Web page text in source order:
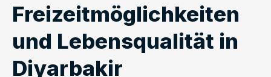
Freizeitmöglichkeiten
und Lebensqualität in
Diyarbakir